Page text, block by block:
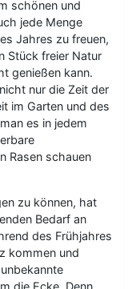
schönen und
jede Menge
Jahres zu freuen,
Stück freier Natur
genießen kann.
nur die Zeit der
im Garten und des
es in jedem
Rasen schauen
zu können, hat
Bedarf an
des Frühjahres
kommen und
die Ecke. Denn